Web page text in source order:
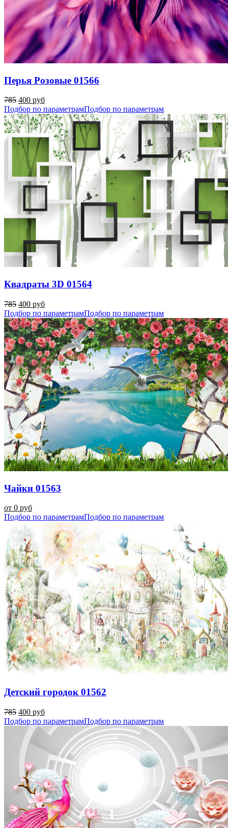
Перья Розовые 01566
785 400 руб
Подбор по параметрамПодбор по параметрам
Квадраты 3D 01564
785 400 руб
Подбор по параметрамПодбор по параметрам
Чайки 01563
от 0 руб
Подбор по параметрамПодбор по параметрам
Детский городок 01562
785 400 руб
Подбор по параметрамПодбор по параметрам